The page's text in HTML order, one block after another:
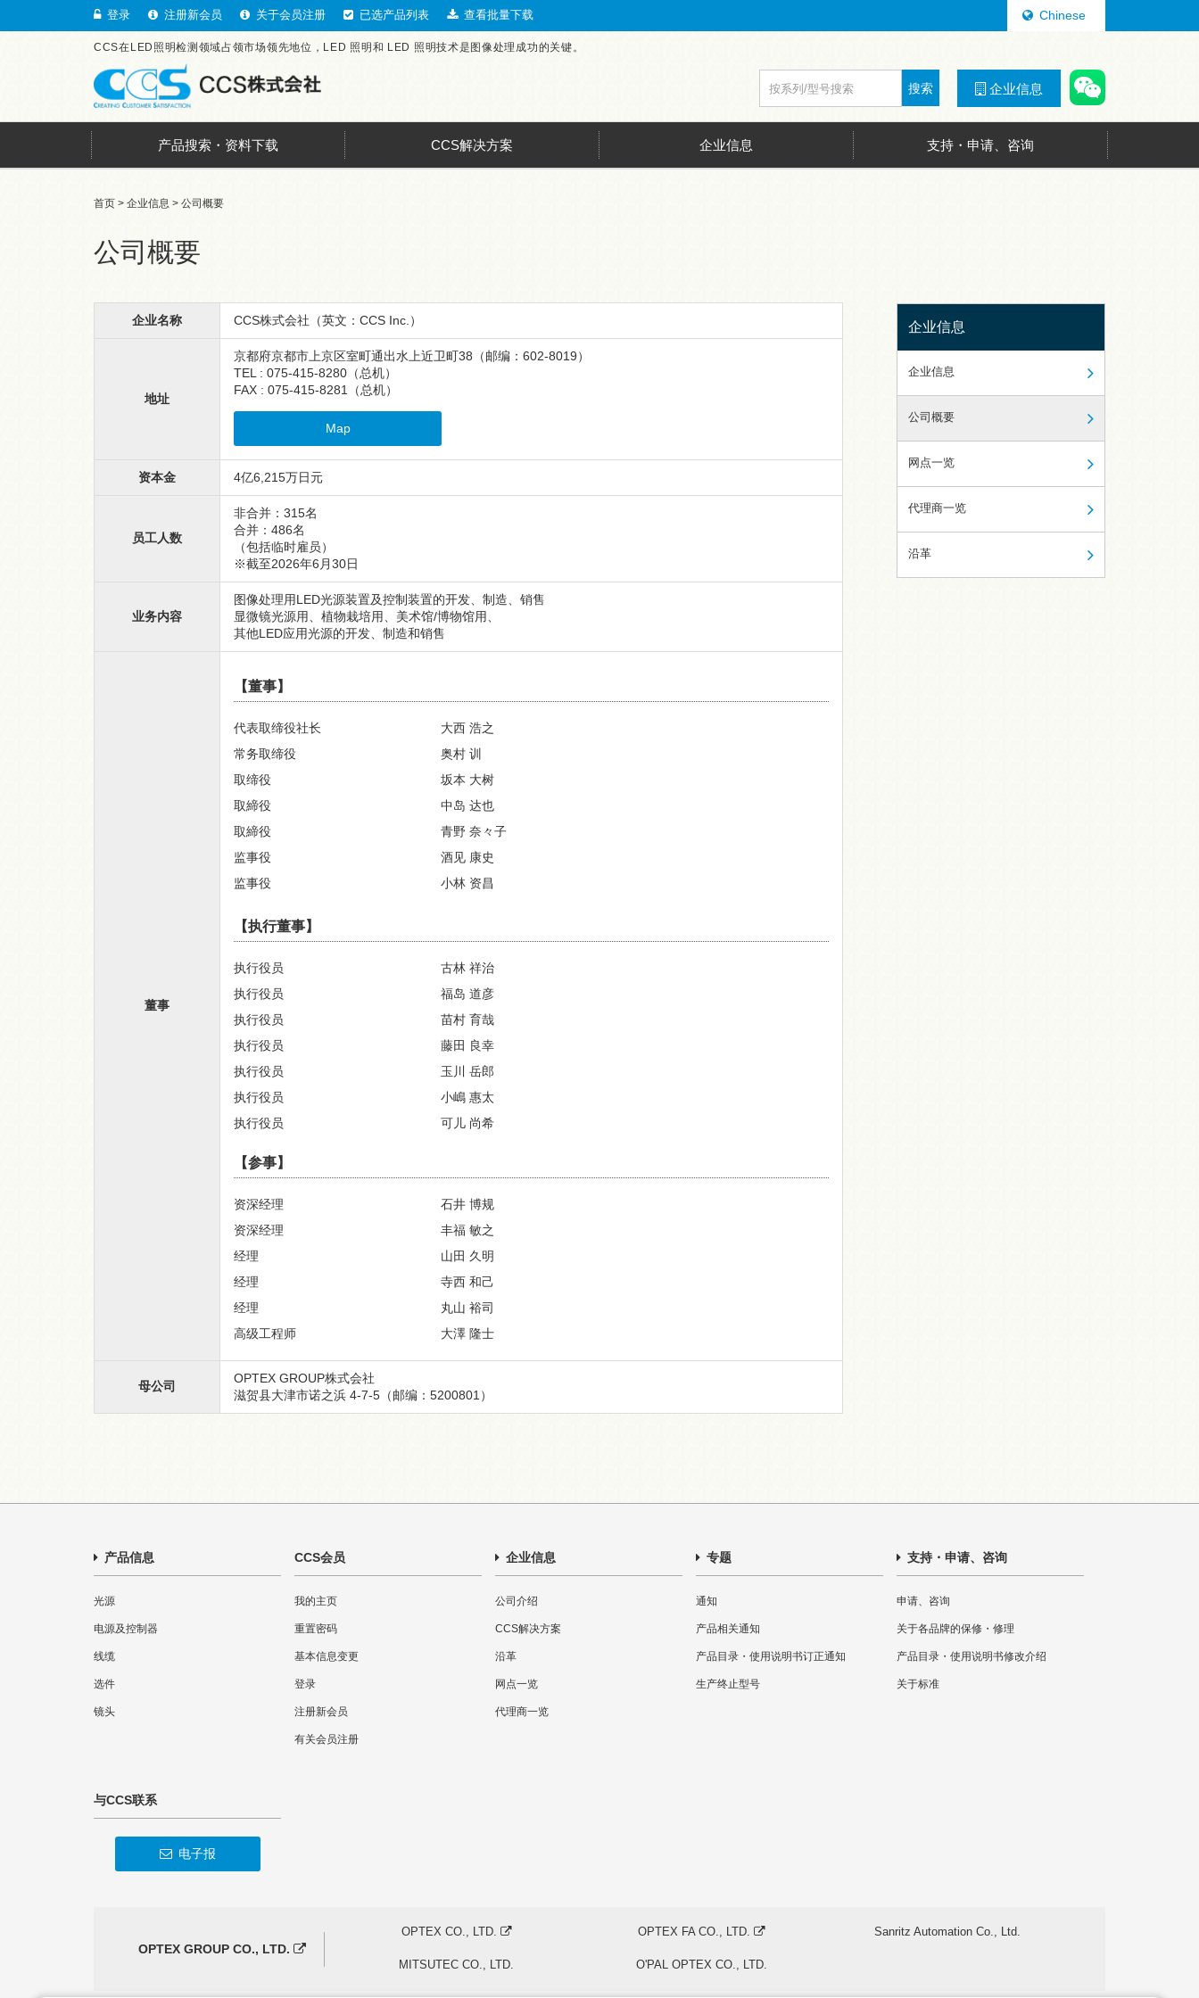
登录 注册新会员 关于会员注册 已选产品列表 查看批量下载 Chinese
CCS在LED照明检测领域占领市场领先地位，LED 照明和 LED 照明技术是图像处理成功的关键。
企业信息
搜索
产品搜索・资料下载 CCS解决方案 企业信息 支持・申请、咨询
首页 > 企业信息 > 公司概要
公司概要
企业名称 CCS株式会社（英文：CCS Inc.）
地址
京都府京都市上京区室町通出水上近卫町38（邮编：602-8019）
TEL : 075-415-8280（总机）
FAX : 075-415-8281（总机）
Map
资本金 4亿6,215万日元
员工人数
非合并：315名
合并：486名
（包括临时雇员）
※截至2026年6月30日
业务内容
图像处理用LED光源装置及控制装置的开发、制造、销售
显微镜光源用、植物栽培用、美术馆/博物馆用、
其他LED应用光源的开发、制造和销售
董事
【董事】
代表取缔役社长
大西 浩之
常务取缔役
奥村 训
取缔役
坂本 大树
取締役
中岛 达也
取締役
青野 奈々子
监事役
酒见 康史
监事役
小林 资昌
【执行董事】
执行役员
古林 祥治
执行役员
福岛 道彦
执行役员
苗村 育哉
执行役员
藤田 良幸
执行役员
玉川 岳郎
执行役员
小嶋 惠太
执行役员
可儿 尚希
【参事】
资深经理
石井 博规
资深经理
丰福 敏之
经理
山田 久明
经理
寺西 和己
经理
丸山 裕司
高级工程师
大澤 隆士
母公司
OPTEX GROUP株式会社
滋贺县大津市诺之浜 4-7-5（邮编：5200801）
企业信息
企业信息
公司概要
⽹点⼀览
代理商⼀览
沿⾰
产品信息
光源
电源及控制器
线缆
选件
镜头
CCS会员
我的主页
重置密码
基本信息变更
登录
注册新会员
有关会员注册
企业信息
公司介绍
CCS解决方案
沿革
网点一览
代理商一览
专题
通知
产品相关通知
产品目录・使用说明书订正通知
生产终止型号
支持・申请、咨询
申请、咨询
关于各品牌的保修・修理
产品目录・使用说明书修改介绍
关于标准
与CCS联系
电子报
OPTEX GROUP CO., LTD.
OPTEX CO., LTD. OPTEX FA CO., LTD. Sanritz Automation Co., Ltd.
MITSUTEC CO., LTD. O'PAL OPTEX CO., LTD.